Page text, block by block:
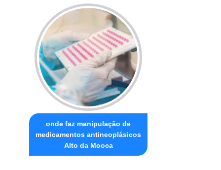
onde faz manipulação de
medicamentos antineoplásicos
Alto da Mooca